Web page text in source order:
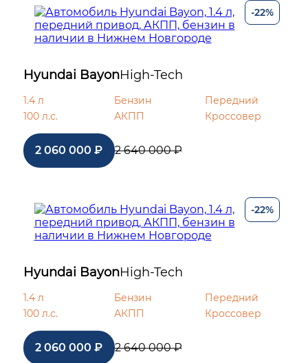
-22%
Hyundai BayonHigh-Tech
1.4 л Бензин
Передний
100 л.с.
АКПП Кроссовер
2 060 000 ₽ 2 640 000 ₽
-22%
Hyundai BayonHigh-Tech
1.4 л Бензин
Передний
100 л.с.
АКПП Кроссовер
2 060 000 ₽ 2 640 000 ₽